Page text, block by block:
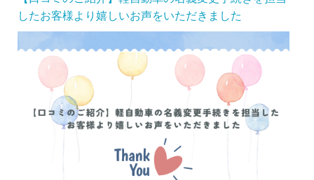
したお客様より嬉しいお声をいただきました